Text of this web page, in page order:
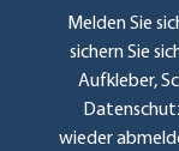
Melden Sie
sichern Sie
Aufkleber,
wieder